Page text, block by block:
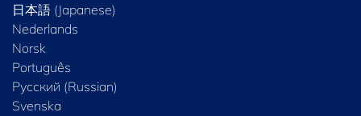
日本語 (Japanese)
Nederlands
Norsk
Português
Русский (Russian)
Svenska